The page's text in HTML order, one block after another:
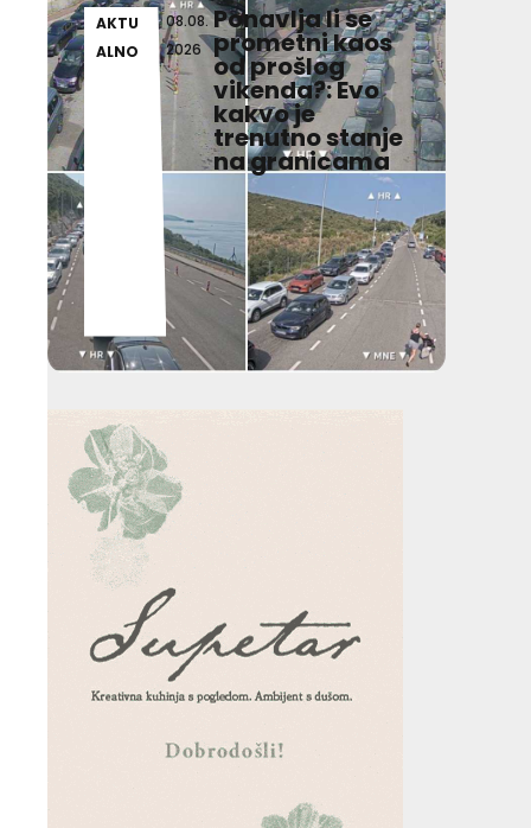
AKTU
ALNO
08.08.
2026
Ponavlja li se
prometni kaos
od prošlog
vikenda?: Evo
kakvo je
trenutno stanje
na granicama